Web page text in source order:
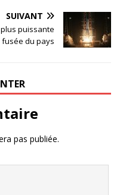
SUIVANT
puissante
fusée du pays
pas publiée.